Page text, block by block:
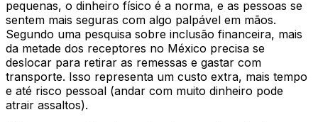
pequenas, o dinheiro físico é a norma, e as pessoas se
sentem mais seguras com algo palpável em mãos.
Segundo uma pesquisa sobre inclusão financeira, mais
da metade dos receptores no México precisa se
deslocar para retirar as remessas e gastar com
transporte. Isso representa um custo extra, mais tempo
e até risco pessoal (andar com muito dinheiro pode
atrair assaltos).